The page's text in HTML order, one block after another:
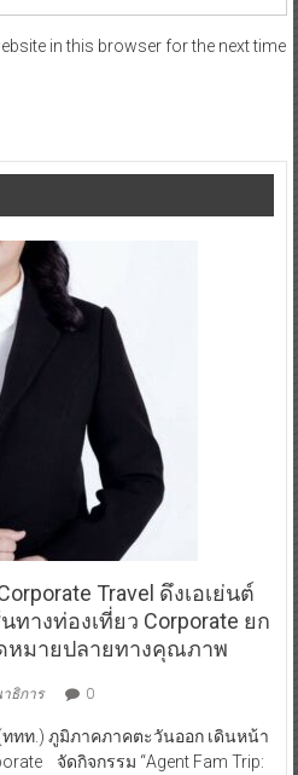
in this browser for the next time
Travel ดึงเอเย่นต์
ทางท่องเที่ยว Corporate ยก
หมายปลายทางคุณภาพ
ธิการ 0
ททท.) ภูมิภาคภาคตะวันออก เดินหน้า
จัดกิจกรรม “Agent Fam Trip: